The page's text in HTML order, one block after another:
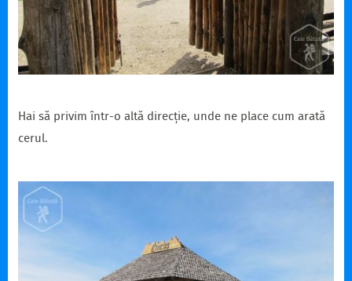
Hai să privim într-o altă direcție, unde ne place cum arată
cerul.